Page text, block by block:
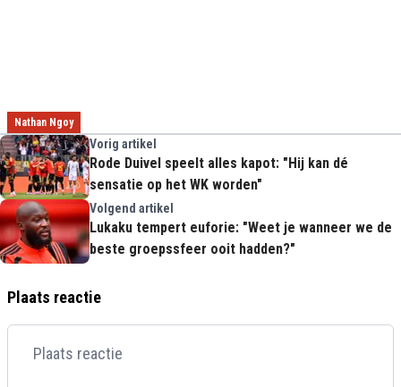
Nathan Ngoy
Vorig artikel
Rode Duivel speelt alles kapot: "Hij kan dé
sensatie op het WK worden"
Volgend artikel
Lukaku tempert euforie: "Weet je wanneer we de
beste groepssfeer ooit hadden?"
Plaats reactie